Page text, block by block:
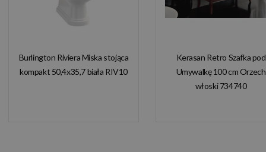
Burlington Riviera Miska stojąca
kompakt 50,4x35,7 biała RIV10
Kerasan Retro Szafka pod
Umywalkę 100 cm Orzech
włoski 734740